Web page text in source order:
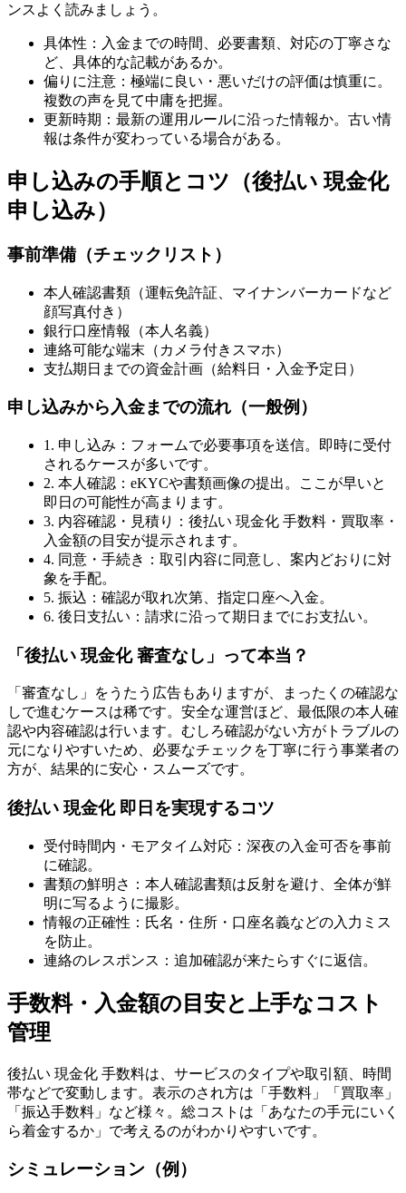
ンスよく読みましょう。
具体性：入金までの時間、必要書類、対応の丁寧さな
ど、具体的な記載があるか。
偏りに注意：極端に良い・悪いだけの評価は慎重に。
複数の声を見て中庸を把握。
更新時期：最新の運用ルールに沿った情報か。古い情
報は条件が変わっている場合がある。
申し込みの手順とコツ（後払い 現金化
申し込み）
事前準備（チェックリスト）
本人確認書類（運転免許証、マイナンバーカードなど
顔写真付き）
銀行口座情報（本人名義）
連絡可能な端末（カメラ付きスマホ）
支払期日までの資金計画（給料日・入金予定日）
申し込みから入金までの流れ（一般例）
1. 申し込み：フォームで必要事項を送信。即時に受付
されるケースが多いです。
2. 本人確認：eKYCや書類画像の提出。ここが早いと
即日の可能性が高まります。
3. 内容確認・見積り：後払い 現金化 手数料・買取率・
入金額の目安が提示されます。
4. 同意・手続き：取引内容に同意し、案内どおりに対
象を手配。
5. 振込：確認が取れ次第、指定口座へ入金。
6. 後日支払い：請求に沿って期日までにお支払い。
「後払い 現金化 審査なし」って本当？
「審査なし」をうたう広告もありますが、まったくの確認な
しで進むケースは稀です。安全な運営ほど、最低限の本人確
認や内容確認は行います。むしろ確認がない方がトラブルの
元になりやすいため、必要なチェックを丁寧に行う事業者の
方が、結果的に安心・スムーズです。
後払い 現金化 即日を実現するコツ
受付時間内・モアタイム対応：深夜の入金可否を事前
に確認。
書類の鮮明さ：本人確認書類は反射を避け、全体が鮮
明に写るように撮影。
情報の正確性：氏名・住所・口座名義などの入力ミス
を防止。
連絡のレスポンス：追加確認が来たらすぐに返信。
手数料・入金額の目安と上手なコスト
管理
後払い 現金化 手数料は、サービスのタイプや取引額、時間
帯などで変動します。表示のされ方は「手数料」「買取率」
「振込手数料」など様々。総コストは「あなたの手元にいく
ら着金するか」で考えるのがわかりやすいです。
シミュレーション（例）